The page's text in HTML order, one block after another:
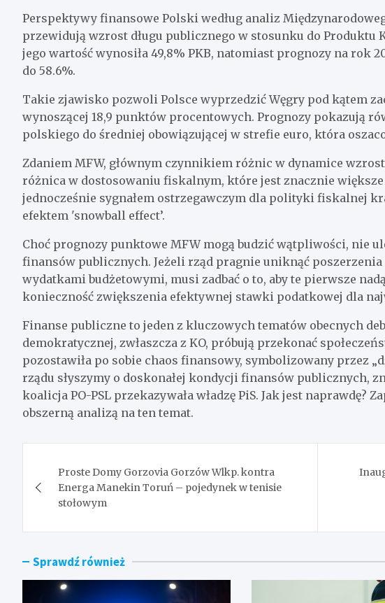
Perspektywy finansowe Polski według analiz
przewidują wzrost długu publicznego w stosunku do Produktu
jego wartość wynosiła 49,8% PKB, natomiast prognozy na rok
do 58.6%.
Takie zjawisko pozwoli Polsce wyprzedzić Węgry pod kątem
wynoszącej 18,9 punktów procentowych. Prognozy pokazują
polskiego do średniej obowiązującej w strefie euro, która
Zdaniem MFW, głównym czynnikiem różnic w dynamice
różnica w dostosowaniu fiskalnym, które jest znacznie większe
jednocześnie sygnałem ostrzegawczym dla polityki fiskalnej
efektem 'snowball effect’.
Choć prognozy punktowe MFW mogą budzić wątpliwości, nie
finansów publicznych. Jeżeli rząd pragnie uniknąć
wydatkami budżetowymi, musi zadbać o to, aby te pierwsze
konieczność zwiększenia efektywnej stawki podatkowej dla
Finanse publiczne to jeden z kluczowych tematów obecnych
demokratycznej, zwłaszcza z KO, próbują przekonać
pozostawiła po sobie chaos finansowy, symbolizowany przez
rządu słyszymy o doskonałej kondycji finansów publicznych,
koalicja PO-PSL przekazywała władzę PiS. Jak jest naprawdę?
obszerną analizą na ten temat.
wpisu
Proste Domy Gorzovia Gorzów Wlkp. kontra
Energa Manekin Toruń – pojedynek w tenisie
stołowym
Sprawdź również